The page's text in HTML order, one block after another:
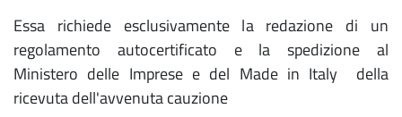
Essa richiede esclusivamente la redazione di un
regolamento autocertificato e la spedizione al
Ministero delle Imprese e del Made in Italy della
ricevuta dell'avvenuta cauzione